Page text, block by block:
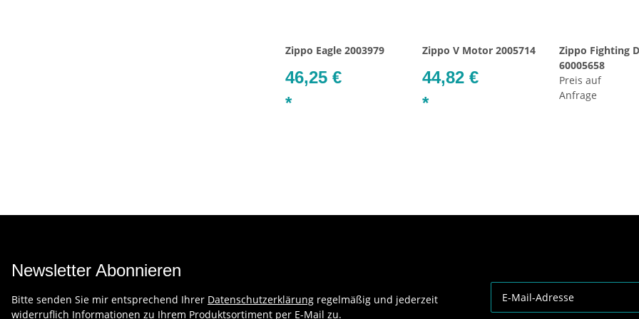
Zippo Eagle 2003979
46,25 €
*
Zippo V Motor 2005714
44,82 €
*
Zippo Fighting
60005658
Preis auf
Anfrage
Newsletter Abonnieren
Bitte senden Sie mir entsprechend Ihrer Datenschutzerklärung regelmäßig und jederzeit
widerruflich Informationen zu Ihrem Produktsortiment per E-Mail zu.